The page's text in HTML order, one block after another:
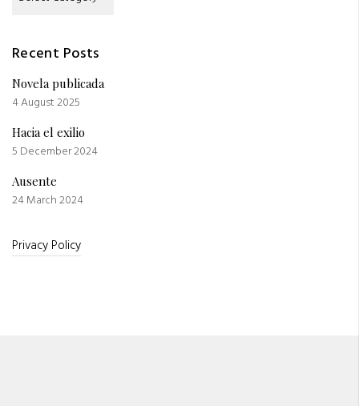
Recent Posts
Novela publicada
4 August 2025
Hacia el exilio
5 December 2024
Ausente
24 March 2024
Privacy Policy